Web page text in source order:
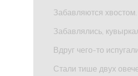
Забавляются хвостом.
Забавлялись,
Вдруг чего-то
Стали тише двух